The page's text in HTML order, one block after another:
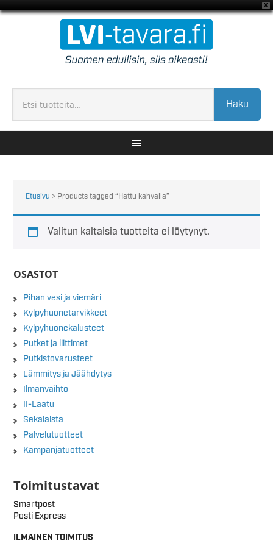
X
Haku
Etusivu > Products tagged “Hattu kahvalla”
Valitun kaltaisia tuotteita ei löytynyt.
OSASTOT
Pihan vesi ja viemäri
Kylpyhuonetarvikkeet
Kylpyhuonekalusteet
Putket ja liittimet
Putkistovarusteet
Lämmitys ja Jäähdytys
Ilmanvaihto
II-Laatu
Sekalaista
Palvelutuotteet
Kampanjatuotteet
Toimitustavat
Smartpost
Posti Express
ILMAINEN TOIMITUS